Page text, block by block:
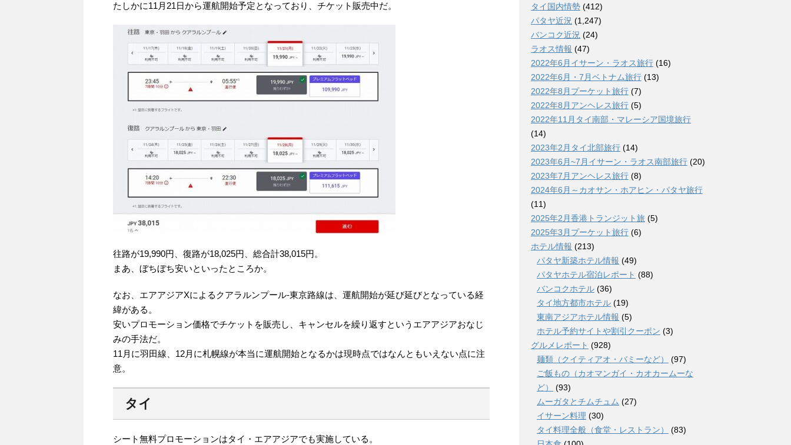
たしかに11月21日から運航開始予定となっており、チケット販売中だ。
往路が19,990円、復路が18,025円、総合計38,015円。
まあ、ぼちぼち安いといったところか。
なお、エアアジアXによるクアラルンプール-東京路線は、運航開始が延び延びとなっている経
緯がある。
安いプロモーション価格でチケットを販売し、キャンセルを繰り返すというエアアジアおなじ
みの手法だ。
11月に羽田線、12月に札幌線が本当に運航開始となるかは現時点ではなんともいえない点に注
意。
タイ
シート無料プロモーションはタイ・エアアジアでも実施している。
タイ国内情勢 (412)
パタヤ近況 (1,247)
バンコク近況 (24)
ラオス情報 (47)
2022年6月イサーン・ラオス旅行 (16)
2022年6月・7月ベトナム旅行 (13)
2022年8月プーケット旅行 (7)
2022年8月アンヘレス旅行 (5)
2022年11月タイ南部・マレーシア国境旅行
(14)
2023年2月タイ北部旅行 (14)
2023年6月~7月イサーン・ラオス南部旅行 (20)
2023年7月アンヘレス旅行 (8)
2024年6月～カオサン・ホアヒン・パタヤ旅行
(11)
2025年2月香港トランジット旅 (5)
2025年3月プーケット旅行 (6)
ホテル情報 (213)
パタヤ新築ホテル情報 (49)
パタヤホテル宿泊レポート (88)
バンコクホテル (36)
タイ地方都市ホテル (19)
東南アジアホテル情報 (5)
ホテル予約サイトや割引クーポン (3)
グルメレポート (928)
麺類（クイティアオ・バミーなど）
(97)
ご飯もの（カオマンガイ・カオカームーな
ど）
(93)
ムーガタとチムチュム (27)
イサーン料理 (30)
タイ料理全般（食堂・レストラン）
(83)